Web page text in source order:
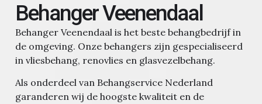
Behanger Veenendaal
Behanger Veenendaal is het beste behangbedrijf in
de omgeving. Onze behangers zijn gespecialiseerd
in vliesbehang, renovlies en glasvezelbehang.
Als onderdeel van Behangservice Nederland
garanderen wij de hoogste kwaliteit en de